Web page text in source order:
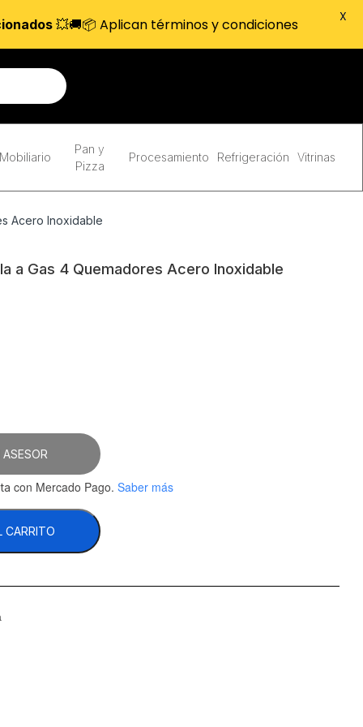
Mobiliario
Pan y
Pizza
Procesamiento Refrigeración Vitrinas
Acero Inoxidable
a Gas 4 Quemadores Acero Inoxidable
con Mercado Pago. Saber más
CARRITO
💥🚚📦 Aplican términos y condiciones X